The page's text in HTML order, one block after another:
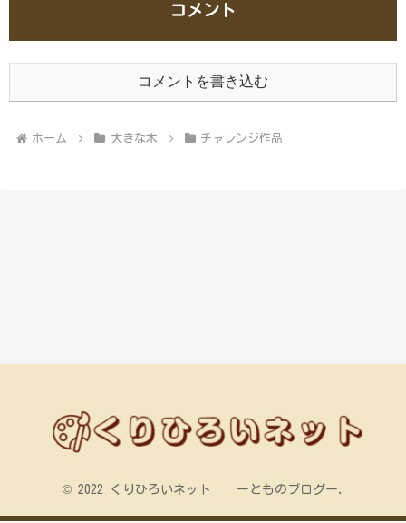
コメント
コメントを書き込む
ホーム 大きな木 チャレンジ作品
© 2022 くりひろいネット ーとものブログー.